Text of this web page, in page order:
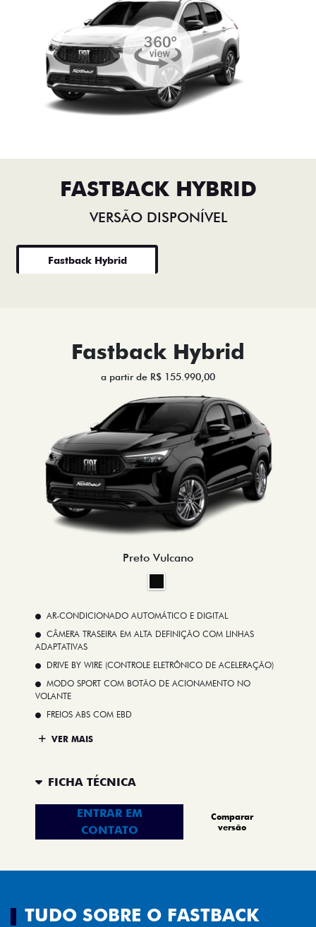
FASTBACK HYBRID
VERSÃO DISPONÍVEL
Fastback Hybrid
Fastback Hybrid
a partir de R$ 155.990,00
Preto Vulcano
AR-CONDICIONADO AUTOMÁTICO E DIGITAL
CÂMERA TRASEIRA EM ALTA DEFINIÇÃO COM LINHAS
ADAPTATIVAS
DRIVE BY WIRE (CONTROLE ELETRÔNICO DE ACELERAÇÃO)
MODO SPORT COM BOTÃO DE ACIONAMENTO NO
VOLANTE
FREIOS ABS COM EBD
VER MAIS
FICHA TÉCNICA
ENTRAR EM
CONTATO
Comparar
versão
TUDO SOBRE O FASTBACK